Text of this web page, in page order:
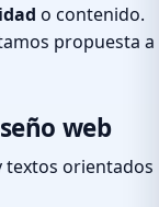
o contenido.
propuesta a
web
textos orientados